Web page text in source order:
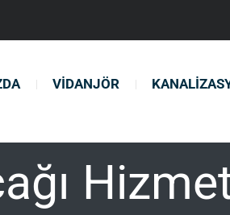
VIDANJÖR